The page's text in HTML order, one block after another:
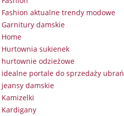
Fashion aktualne trendy modowe
Garnitury damskie
Home
Hurtownia sukienek
hurtownie odzieżowe
idealne portale do sprzedaży ubrań
jeansy damskie
Kamizelki
Kardigany